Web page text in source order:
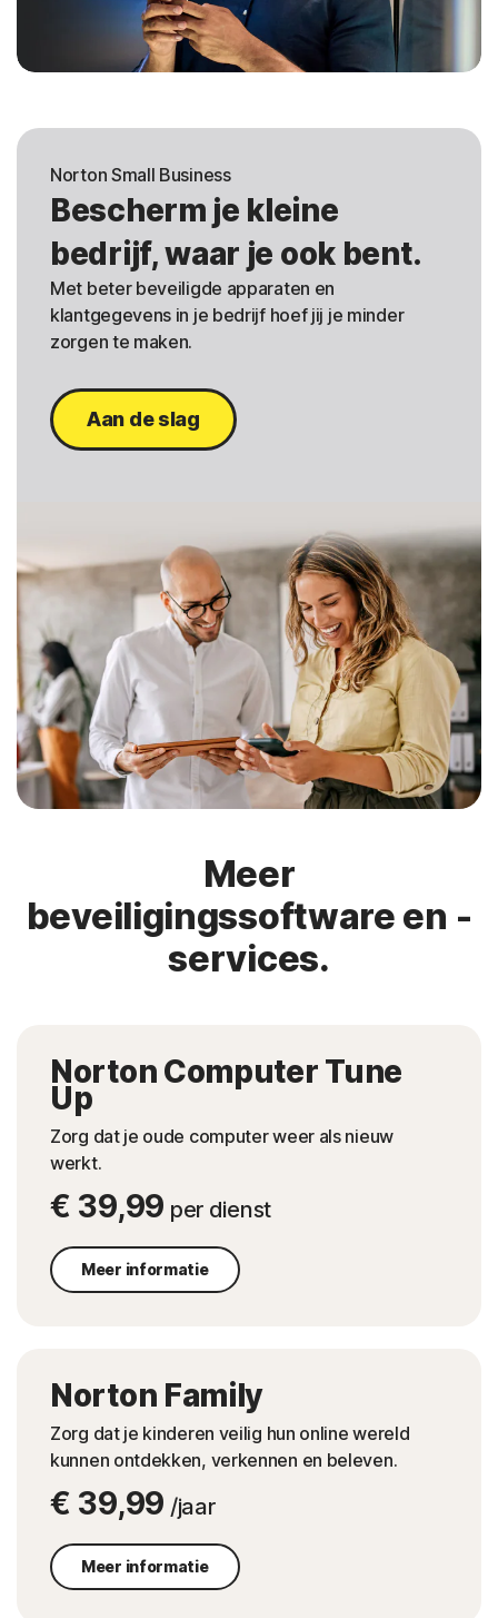
Norton Small Business
Bescherm je kleine
bedrijf, waar je ook bent.
Met beter beveiligde apparaten en
klantgegevens in je bedrijf hoef jij je minder
zorgen te maken.
Aan de slag
Meer
beveiligingssoftware en -
services.
Norton Computer Tune
Up
Zorg dat je oude computer weer als nieuw
werkt.
€ 39,99 per dienst
Meer informatie
Norton Family
Zorg dat je kinderen veilig hun online wereld
kunnen ontdekken, verkennen en beleven.
€ 39,99 /jaar
Meer informatie